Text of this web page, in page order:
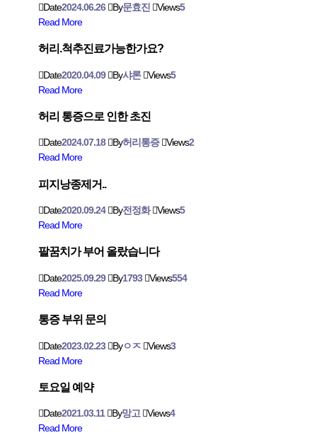
Date2024.06.26 By문효진 Views5
Read More
허리.척추진료가능한가요?
Date2020.04.09 By샤론 Views5
Read More
허리 통증으로 인한 초진
Date2024.07.18 By허리통증 Views2
Read More
피지낭종제거..
Date2020.09.24 By전정화 Views5
Read More
팔꿈치가 부어 올랐습니다
Date2025.09.29 By1793 Views554
Read More
통증 부위 문의
Date2023.02.23 Byㅇㅈ Views3
Read More
토요일 예약
Date2021.03.11 By망고 Views4
Read More